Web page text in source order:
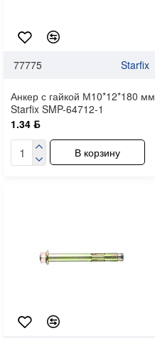
77775 Starfix
Анкер с гайкой М10*12*180 мм
Starfix SMP-64712-1
1.34 ƃ
В корзину